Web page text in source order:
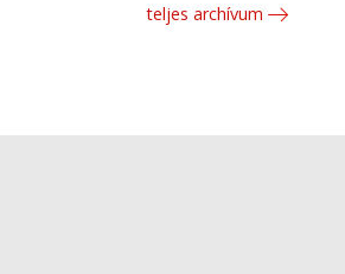
teljes archívum